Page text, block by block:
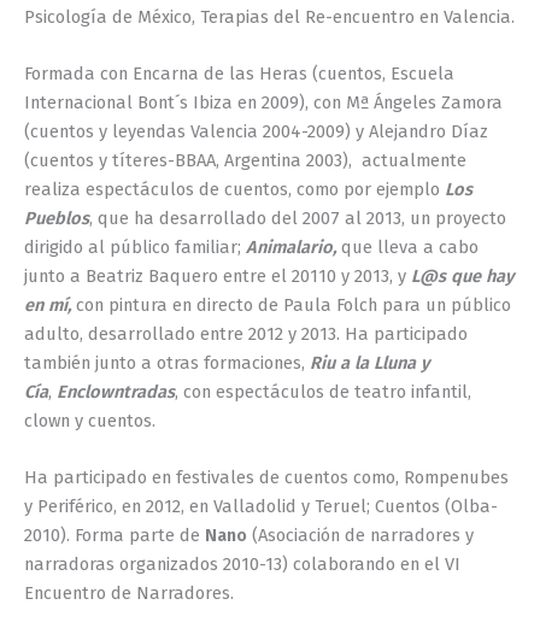
Psicología de México, Terapias del Re-encuentro en Valencia.
Formada con Encarna de las Heras (cuentos, Escuela
Internacional Bont´s Ibiza en 2009), con Mª Ángeles Zamora
(cuentos y leyendas Valencia 2004-2009) y Alejandro Díaz
(cuentos y títeres-BBAA, Argentina 2003), actualmente
realiza espectáculos de cuentos, como por ejemplo Los
Pueblos, que ha desarrollado del 2007 al 2013, un proyecto
dirigido al público familiar; Animalario,que lleva a cabo
junto a Beatriz Baquero entre el 20110 y 2013, y L@s que hay
en mí,con pintura en directo de Paula Folch para un público
adulto, desarrollado entre 2012 y 2013. Ha participado
también junto a otras formaciones, Riu a la Lluna y
Cía, Enclowntradas, con espectáculos de teatro infantil,
clown y cuentos.
Ha participado en festivales de cuentos como, Rompenubes
y Periférico, en 2012, en Valladolid y Teruel; Cuentos (Olba-
2010). Forma parte de Nano (Asociación de narradores y
narradoras organizados 2010-13) colaborando en el VI
Encuentro de Narradores.